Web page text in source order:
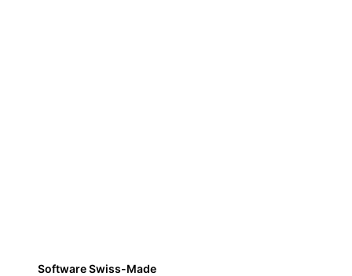
Software Swiss-Made